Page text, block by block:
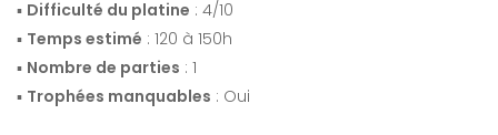
▪️ Difficulté du platine : 4/10
▪️ Temps estimé : 120 à 150h
▪️ Nombre de parties : 1
▪️ Trophées manquables : Oui